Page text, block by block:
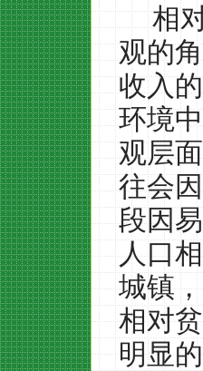
相
观的
收入
环境
观层
往会
段因
人口
城镇
相对
明显